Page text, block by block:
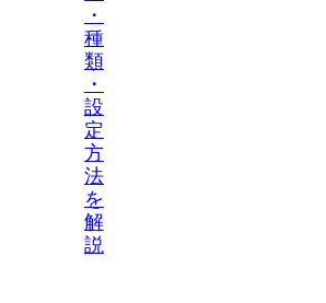
・
種
類
・
設
定
方
法
を
解
説